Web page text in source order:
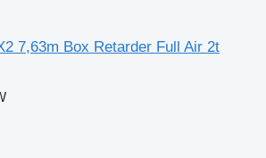
7,63m Box Retarder Full Air 2t